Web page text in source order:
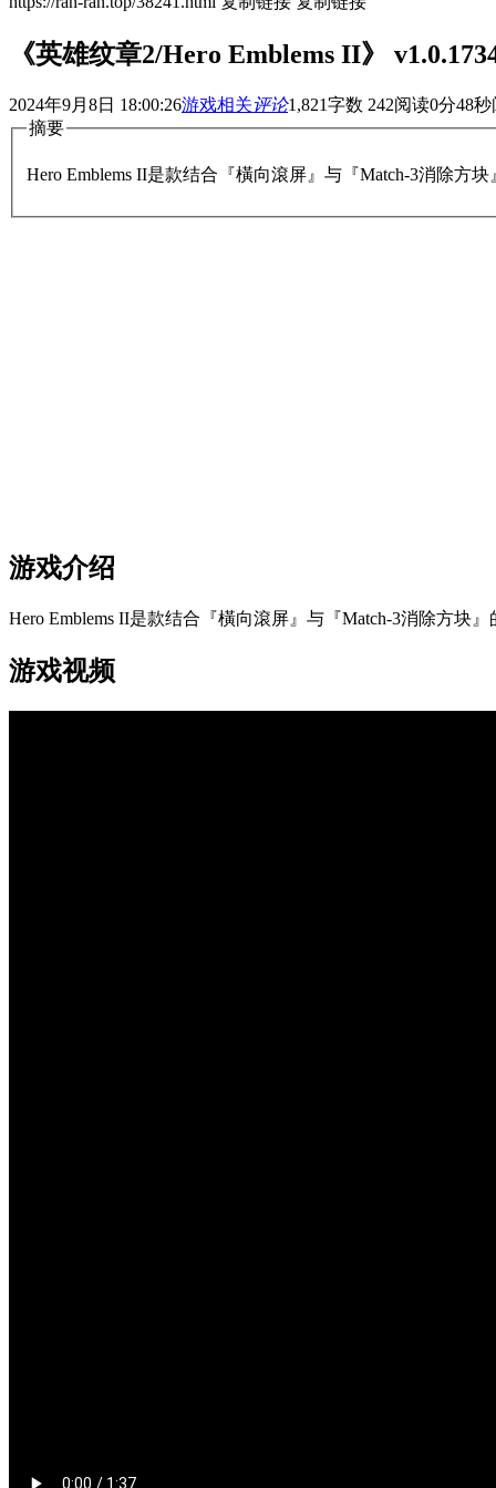
《英雄纹章2/Hero Emblems II》
2024年9月8日 18:00:26游戏相关评论1,821字数 242阅读0分48秒
摘要
Hero Emblems II是款结合『橫向滾屏』与『Match-3消除
游戏介绍
Hero Emblems II是款结合『橫向滾屏』与『Match-3消除方块』
游戏视频